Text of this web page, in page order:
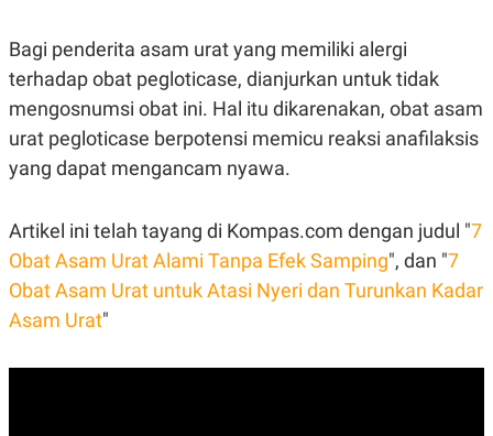
Bagi penderita asam urat yang memiliki alergi
terhadap obat pegloticase, dianjurkan untuk tidak
mengosnumsi obat ini. Hal itu dikarenakan, obat asam
urat pegloticase berpotensi memicu reaksi anafilaksis
yang dapat mengancam nyawa.
Artikel ini telah tayang di Kompas.com dengan judul "7
Obat Asam Urat Alami Tanpa Efek Samping", dan "7
Obat Asam Urat untuk Atasi Nyeri dan Turunkan Kadar
Asam Urat"